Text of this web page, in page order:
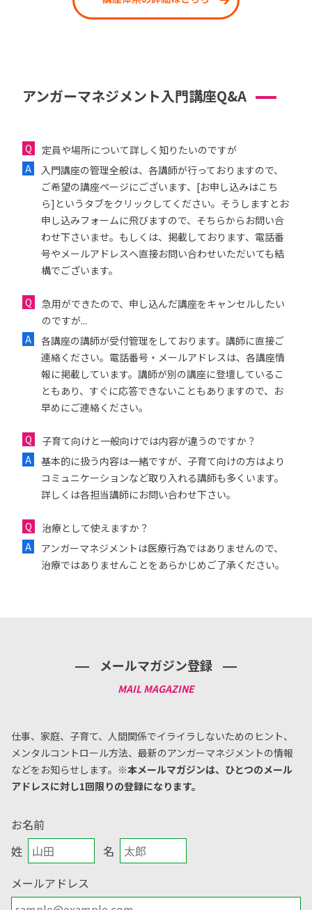
アンガーマネジメント入門講座Q&A
定員や場所について詳しく知りたいのですが
入門講座の管理全般は、各講師が行っておりますので、
ご希望の講座ページにございます、[お申し込みはこち
ら]というタブをクリックしてください。そうしますとお
申し込みフォームに飛びますので、そちらからお問い合
わせ下さいませ。もしくは、掲載しております、電話番
号やメールアドレスへ直接お問い合わせいただいても結
構でございます。
急用ができたので、申し込んだ講座をキャンセルしたい
のですが...
各講座の講師が受付管理をしております。講師に直接ご
連絡ください。電話番号・メールアドレスは、各講座情
報に掲載しています。講師が別の講座に登壇しているこ
ともあり、すぐに応答できないこともありますので、お
早めにご連絡ください。
子育て向けと一般向けでは内容が違うのですか？
基本的に扱う内容は一緒ですが、子育て向けの方はより
コミュニケーションなど取り入れる講師も多くいます。
詳しくは各担当講師にお問い合わせ下さい。
治療として使えますか？
アンガーマネジメントは医療行為ではありませんので、
治療ではありませんことをあらかじめご了承ください。
メールマガジン登録
仕事、家庭、子育て、人間関係でイライラしないためのヒント、
メンタルコントロール方法、 最新のアンガーマネジメントの情報
などをお知らせします。 ※本メールマガジンは、ひとつのメール
アドレスに対し1回限りの登録になります。
お名前
姓
名
メールアドレス